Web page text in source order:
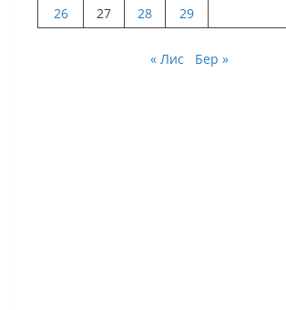
26
27 28 29
« Лис Бер »